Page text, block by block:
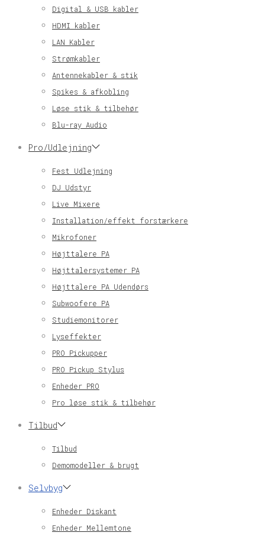
Digital & USB kabler
HDMI kabler
LAN Kabler
Strømkabler
Antennekabler & stik
Spikes & afkobling
Løse stik & tilbehør
Blu-ray Audio
Pro/Udlejning
Fest Udlejning
DJ Udstyr
Live Mixere
Installation/effekt forstærkere
Mikrofoner
Højttalere PA
Højttalersystemer PA
Højttalere PA Udendørs
Subwoofere PA
Studiemonitorer
Lyseffekter
PRO Pickupper
PRO Pickup Stylus
Enheder PRO
Pro løse stik & tilbehør
Tilbud
Tilbud
Demomodeller & brugt
Selvbyg
Enheder Diskant
Enheder Mellemtone